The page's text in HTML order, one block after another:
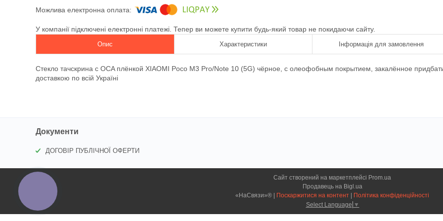
У компанії підключені електронні платежі. Тепер ви можете купити будь-який товар не покидаючи сайту.
Опис Характеристики Інформація для замовлення
Стекло тачскрина c OCA плёнкой XIAOMI Poco M3 Pro/Note 10 (5G) чёрное, с олеофобным покрытием, закалённое
доставкою по всій Україні
Документи
ДОГОВІР ПУБЛІЧНОЇ ОФЕРТИ
Сайт створений на маркетплейсі Prom.ua
Продавець на Bigl.ua
Поскаржитися на контент
Політика конфіденційності
Select Language ▼